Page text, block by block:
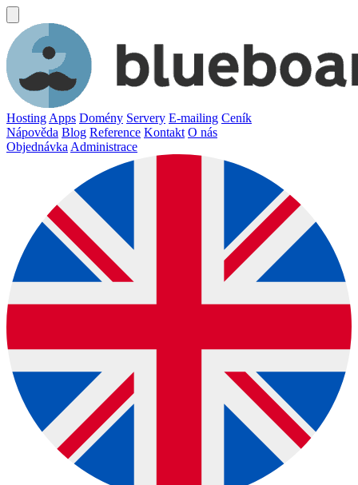
Hosting Apps Domény Servery E-mailing Ceník
Nápověda Blog Reference Kontakt O nás
Objednávka Administrace